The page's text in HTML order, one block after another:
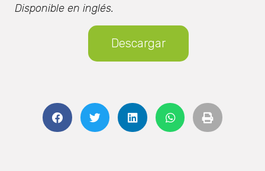
Disponible en inglés.
Descargar